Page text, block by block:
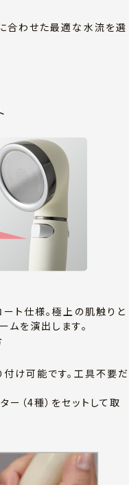
合わせた最適な水流を選
ト仕様。極上の肌触りと
ムを演出します。
付け可能です。工具不要だ
（4種）をセットして取